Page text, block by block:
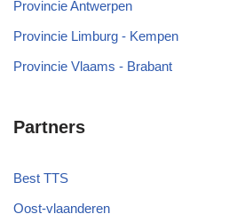
Provincie Antwerpen
Provincie Limburg - Kempen
Provincie Vlaams - Brabant
Partners
Best TTS
Oost-vlaanderen